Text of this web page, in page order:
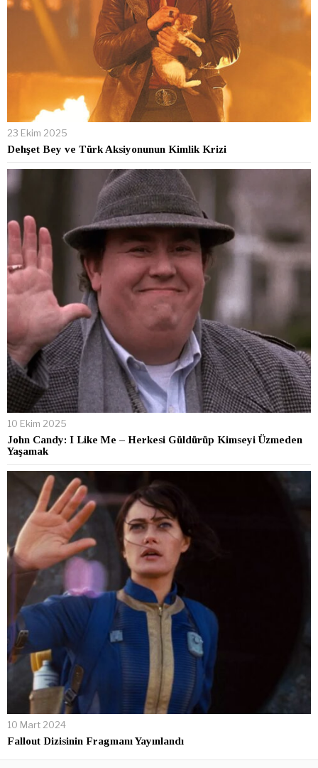
23 Ekim 2025
Dehşet Bey ve Türk Aksiyonunun Kimlik Krizi
10 Ekim 2025
John Candy: I Like Me – Herkesi Güldürüp Kimseyi Üzmeden
Yaşamak
10 Mart 2024
Fallout Dizisinin Fragmanı Yayınlandı